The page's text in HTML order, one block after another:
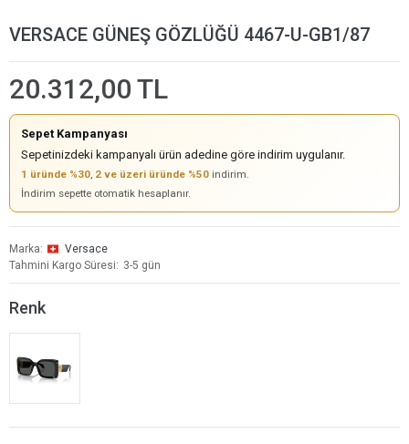
VERSACE GÜNEŞ GÖZLÜĞÜ 4467-U-GB1/87
20.312,00 TL
Sepet Kampanyası
Sepetinizdeki kampanyalı ürün adedine göre indirim uygulanır.
1 üründe %30, 2 ve üzeri üründe %50 indirim.
İndirim sepette otomatik hesaplanır.
Marka
Versace
Tahmini Kargo Süresi
3-5 gün
Renk